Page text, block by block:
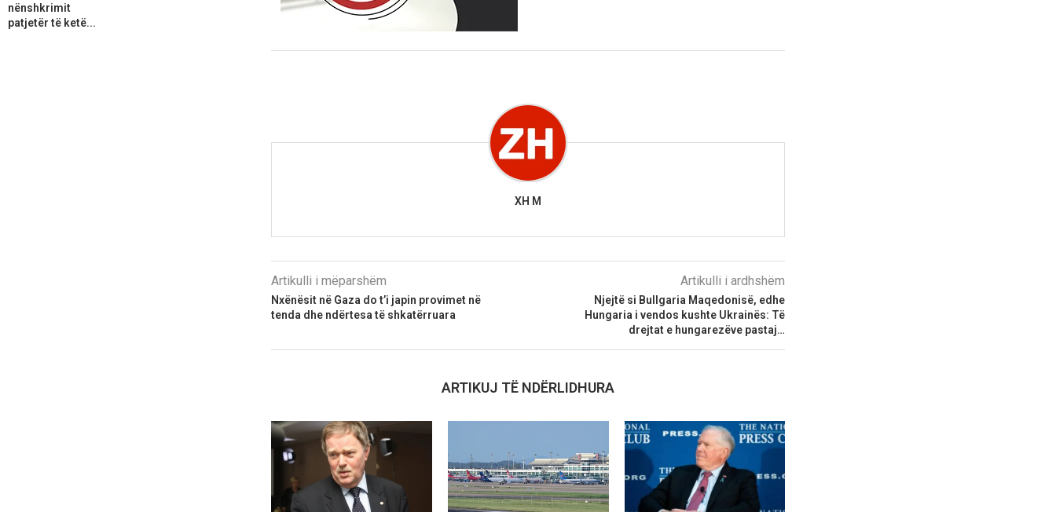
XH M
Artikulli i mëparshëm
Nxënësit në Gaza do t’i japin provimet në
tenda dhe ndërtesa të shkatërruara
Artikulli i ardhshëm
Njejtë si Bullgaria Maqedonisë, edhe
Hungaria i vendos kushte Ukrainës: Të
drejtat e hungarezëve pastaj…
ARTIKUJ TË NDËRLIDHURA
nënshkrimit
patjetër të ketë...